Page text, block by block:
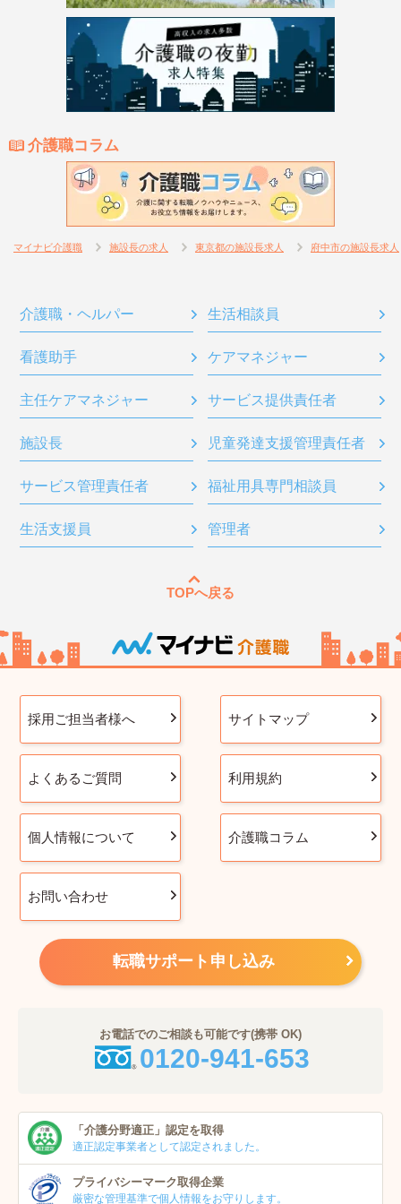
介護職コラム
マイナビ介護職 施設長の求人 東京都の施設長求人 府中市の施設長求人
介護職・ヘルパー 生活相談員
看護助手 ケアマネジャー
主任ケアマネジャー サービス提供責任者
施設長 児童発達支援管理責任者
サービス管理責任者 福祉用具専門相談員
生活支援員 管理者
TOPへ戻る
採用ご担当者様へ サイトマップ
よくあるご質問 利用規約
個人情報について 介護職コラム
お問い合わせ
転職サポート申し込み
お電話でのご相談も可能です(携帯 OK)
0120-941-653
「介護分野適正」 認定を取得
適正認定事業者として認定されました。
プライバシーマーク取得企業
厳密な管理基準で個人情報をお守りします。